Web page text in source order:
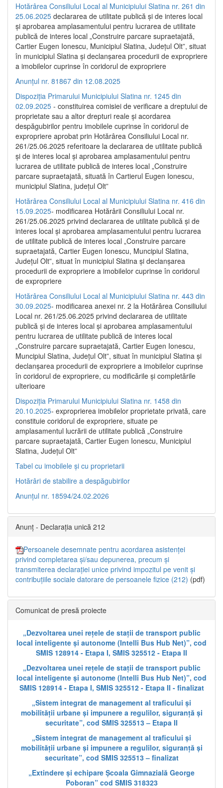
Hotărârea Consiliului Local al Municipiului Slatina nr. 261 din
25.06.2025 declararea de utilitate publică și de interes local
și aprobarea amplasamentului pentru lucrarea de utilitate
publică de interes local „Construire parcare supraetajată,
Cartier Eugen Ionescu, Municipiul Slatina, Județul Olt”, situat
în municipiul Slatina și declanșarea procedurii de expropriere
a imobilelor cuprinse în coridorul de expropriere
Anunțul nr. 81867 din 12.08.2025
Dispoziția Primarului Municipiului Slatina nr. 1245 din
02.09.2025 - constituirea comisiei de verificare a dreptului de
proprietate sau a altor drepturi reale și acordarea
despăgubirilor pentru imobilele cuprinse în coridorul de
expropriere aprobat prin Hotărârea Consiliului Local nr.
261/25.06.2025 referitoare la declararea de utilitate publică
și de interes local și aprobarea amplasamentului pentru
lucrarea de utilitate publică de interes local „Construire
parcare supraetajată, situată în Cartierul Eugen Ionescu,
municipiul Slatina, județul Olt”
Hotărârea Consiliului Local al Municipiului Slatina nr. 416 din
15.09.2025- modificarea Hotărârii Consiliului Local nr.
261/25.06.2025 privind declararea de utilitate publică și de
interes local și aprobarea amplasamentului pentru lucrarea
de utilitate publică de interes local „Construire parcare
supraetajată, Cartier Eugen Ionescu, Muncipiul Slatina,
Județul Olt”, situat în municipiul Slatina și declanșarea
procedurii de expropriere a imobilelor cuprinse în coridorul
de expropriere
Hotărârea Consiliului Local al Municipiului Slatina nr. 443 din
30.09.2025- modificarea anexei nr. 2 la Hotărârea Consiliului
Local nr. 261/25.06.2025 privind declararea de utilitate
publică şi de interes local şi aprobarea amplasamentului
pentru lucrarea de utilitate publică de interes local
„Construire parcare supraetajată, Cartier Eugen Ionescu,
Muncipiul Slatina, Judeţul Olt”, situat în municipiul Slatina şi
declanşarea procedurii de expropriere a imobilelor cuprinse
în coridorul de expropriere, cu modificările şi completările
ulterioare
Dispoziția Primarului Municipiului Slatina nr. 1458 din
20.10.2025- exproprierea imobilelor proprietate privată, care
constituie coridorul de expropriere, situate pe
amplasamentul lucrării de utilitate publică „Construire
parcare supraetajată, Cartier Eugen Ionescu, Municipiul
Slatina, Județul Olt”
Tabel cu imobilele și cu proprietarii
Hotărâri de stabilire a despăgubirilor
Anunțul nr. 18594/24.02.2026
Anunț - Declarația unică 212
Persoanele desemnate pentru acordarea asistenței
privind completarea și/sau depunerea, precum și
transmiterea declarației unice privind impozitul pe venit și
contribuțiile sociale datorare de persoanele fizice (212) (pdf)
Comunicat de presă proiecte
„Dezvoltarea unei rețele de stații de transport public
local inteligente și autonome (Intelli Bus Hub Net)”, cod
SMIS 128914 - Etapa I, SMIS 325512 - Etapa II
„Dezvoltarea unei rețele de stații de transport public
local inteligente și autonome (Intelli Bus Hub Net)”, cod
SMIS 128914 - Etapa I, SMIS 325512 - Etapa II - finalizat
„Sistem integrat de management al traficului și
mobilității urbane și impunere a regulilor, siguranță și
securitate”, cod SMIS 325513 – Etapa II
„Sistem integrat de management al traficului și
mobilității urbane și impunere a regulilor, siguranță și
securitate”, cod SMIS 325513 – finalizat
„Extindere și echipare Școala Gimnazială George
Poboran” cod SMIS 318323